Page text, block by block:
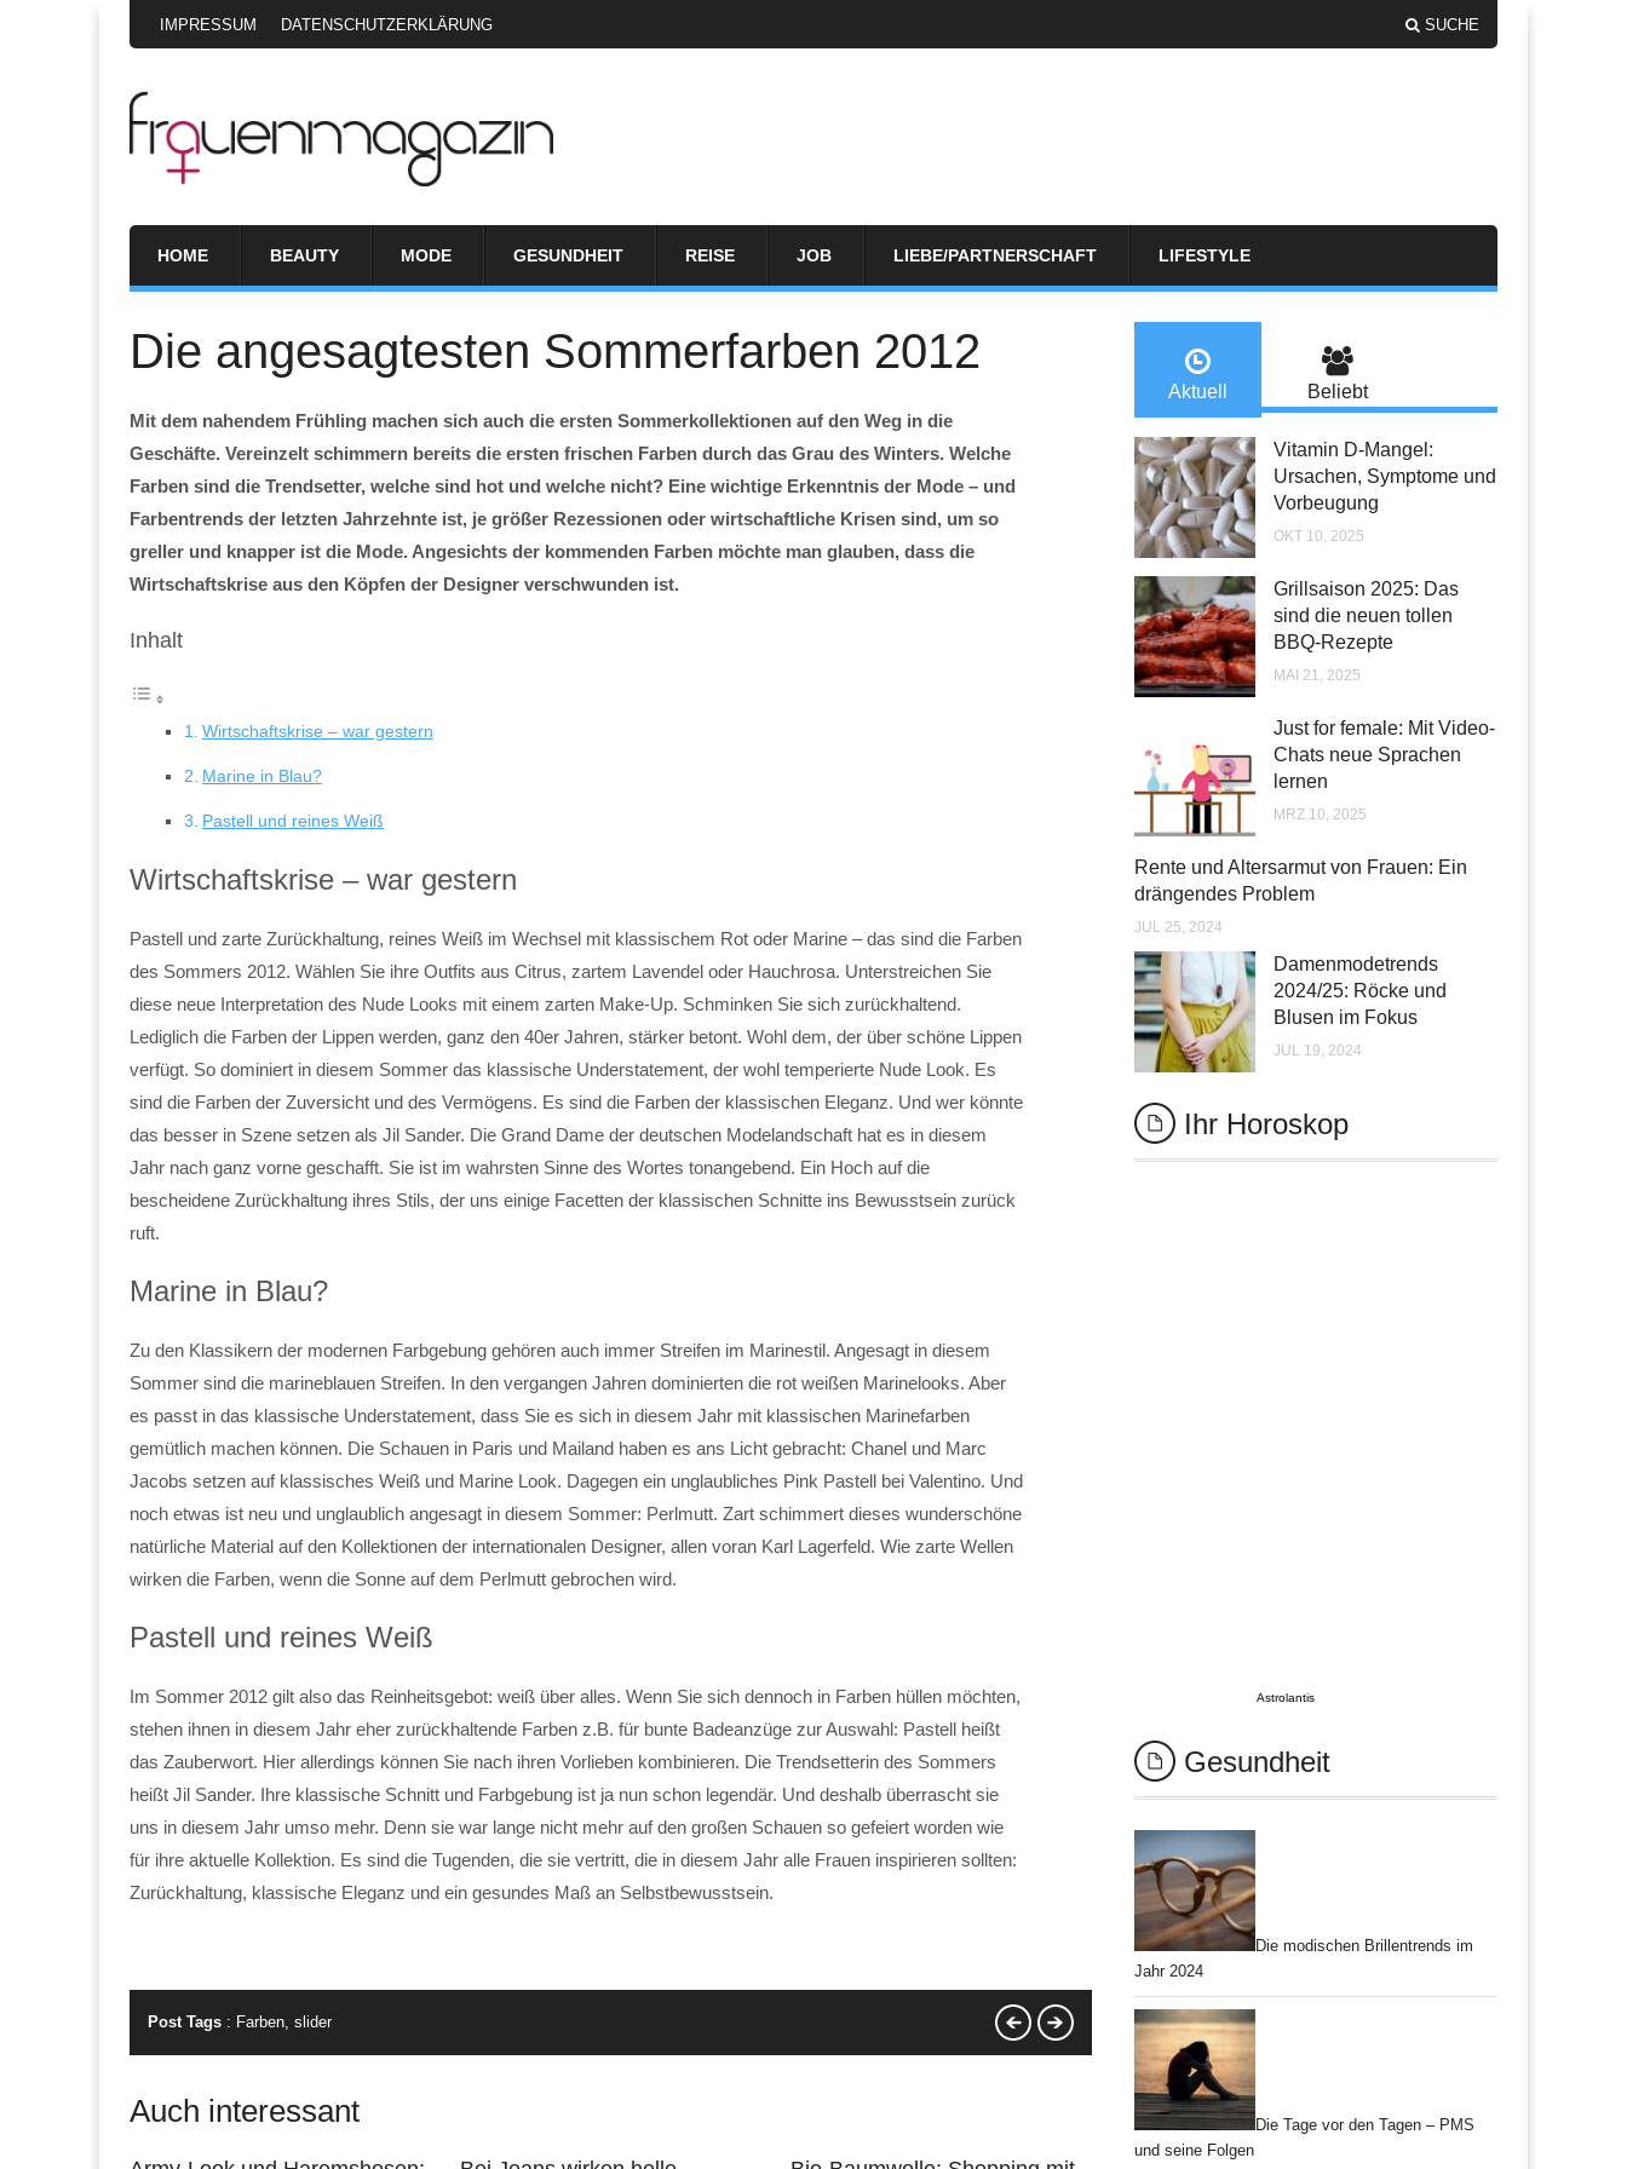
IMPRESSUM DATENSCHUTZERKLÄRUNG SUCHE
HOME BEAUTY MODE GESUNDHEIT REISE JOB LIEBE/PARTNERSCHAFT LIFESTYLE
Die angesagtesten Sommerfarben 2012
Mit dem nahendem Frühling machen sich auch die ersten Sommerkollektionen auf den Weg in die
Geschäfte. Vereinzelt schimmern bereits die ersten frischen Farben durch das Grau des Winters. Welche
Farben sind die Trendsetter, welche sind hot und welche nicht? Eine wichtige Erkenntnis der Mode – und
Farbentrends der letzten Jahrzehnte ist, je größer Rezessionen oder wirtschaftliche Krisen sind, um so
greller und knapper ist die Mode. Angesichts der kommenden Farben möchte man glauben, dass die
Wirtschaftskrise aus den Köpfen der Designer verschwunden ist.
Inhalt
Wirtschaftskrise – war gestern
Marine in Blau?
Pastell und reines Weiß
Wirtschaftskrise – war gestern
Pastell und zarte Zurückhaltung, reines Weiß im Wechsel mit klassischem Rot oder Marine – das sind die Farben
des Sommers 2012. Wählen Sie ihre Outfits aus Citrus, zartem Lavendel oder Hauchrosa. Unterstreichen Sie
diese neue Interpretation des Nude Looks mit einem zarten Make-Up. Schminken Sie sich zurückhaltend.
Lediglich die Farben der Lippen werden, ganz den 40er Jahren, stärker betont. Wohl dem, der über schöne Lippen
verfügt. So dominiert in diesem Sommer das klassische Understatement, der wohl temperierte Nude Look. Es
sind die Farben der Zuversicht und des Vermögens. Es sind die Farben der klassischen Eleganz. Und wer könnte
das besser in Szene setzen als Jil Sander. Die Grand Dame der deutschen Modelandschaft hat es in diesem
Jahr nach ganz vorne geschafft. Sie ist im wahrsten Sinne des Wortes tonangebend. Ein Hoch auf die
bescheidene Zurückhaltung ihres Stils, der uns einige Facetten der klassischen Schnitte ins Bewusstsein zurück
ruft.
Marine in Blau?
Zu den Klassikern der modernen Farbgebung gehören auch immer Streifen im Marinestil. Angesagt in diesem
Sommer sind die marineblauen Streifen. In den vergangen Jahren dominierten die rot weißen Marinelooks. Aber
es passt in das klassische Understatement, dass Sie es sich in diesem Jahr mit klassischen Marinefarben
gemütlich machen können. Die Schauen in Paris und Mailand haben es ans Licht gebracht: Chanel und Marc
Jacobs setzen auf klassisches Weiß und Marine Look. Dagegen ein unglaubliches Pink Pastell bei Valentino. Und
noch etwas ist neu und unglaublich angesagt in diesem Sommer: Perlmutt. Zart schimmert dieses wunderschöne
natürliche Material auf den Kollektionen der internationalen Designer, allen voran Karl Lagerfeld. Wie zarte Wellen
wirken die Farben, wenn die Sonne auf dem Perlmutt gebrochen wird.
Pastell und reines Weiß
Im Sommer 2012 gilt also das Reinheitsgebot: weiß über alles. Wenn Sie sich dennoch in Farben hüllen möchten,
stehen ihnen in diesem Jahr eher zurückhaltende Farben z.B. für bunte Badeanzüge zur Auswahl: Pastell heißt
das Zauberwort. Hier allerdings können Sie nach ihren Vorlieben kombinieren. Die Trendsetterin des Sommers
heißt Jil Sander. Ihre klassische Schnitt und Farbgebung ist ja nun schon legendär. Und deshalb überrascht sie
uns in diesem Jahr umso mehr. Denn sie war lange nicht mehr auf den großen Schauen so gefeiert worden wie
für ihre aktuelle Kollektion. Es sind die Tugenden, die sie vertritt, die in diesem Jahr alle Frauen inspirieren sollten:
Zurückhaltung, klassische Eleganz und ein gesundes Maß an Selbstbewusstsein.
Post Tags : Farben slider
Auch interessant
Aktuell Beliebt
Vitamin D-Mangel:
Ursachen, Symptome und
Vorbeugung
OKT 10, 2025
Grillsaison 2025: Das
sind die neuen tollen
BBQ-Rezepte
MAI 21, 2025
Just for female: Mit Video-
Chats neue Sprachen
lernen
MRZ 10, 2025
Rente und Altersarmut von Frauen: Ein
drängendes Problem
JUL 25, 2024
Damenmodetrends
2024/25: Röcke und
Blusen im Fokus
JUL 19, 2024
Ihr Horoskop
Astrolantis
Gesundheit
Die modischen Brillentrends im
Jahr 2024
Die Tage vor den Tagen – PMS
und seine Folgen